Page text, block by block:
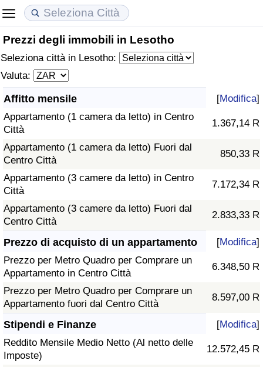
Prezzi degli immobili in Lesotho
Seleziona città in Lesotho:
Valuta:
Affitto mensile [Modifica]
Appartamento (1 camera da letto) in Centro
Città
1.367,14 R
Appartamento (1 camera da letto) Fuori dal
Centro Città
850,33 R
Appartamento (3 camere da letto) in Centro
Città
7.172,34 R
Appartamento (3 camere da letto) Fuori dal
Centro Città
2.833,33 R
Prezzo di acquisto di un appartamento [Modifica]
Prezzo per Metro Quadro per Comprare un
Appartamento in Centro Città
6.348,50 R
Prezzo per Metro Quadro per Comprare un
Appartamento fuori dal Centro Città
8.597,00 R
Stipendi e Finanze [Modifica]
Reddito Mensile Medio Netto (Al netto delle
Imposte)
12.572,45 R
Costo della vita
Indice Del Costo Della Vita (corrente)
Indice Del Costo Della Vita
Indice del Costo della Vita per Nazione
ad Aqaba
Prezzi degli immobili
Indice del Prezzo delle Case (Corrente)
Indice del Prezzo delle Case
Indice del Prezzo delle Case per Nazione
Qualità della Vita
Indice della Qualità della Vita
Indice della Qualità della Vita (Corrente)
Indice della qualità della vita per Paese
Criminalità
Indice del Tasso di Criminalità (Corrente)
Indice della Criminalità
Indice di criminalità per paese
Assistenza Sanitaria
Indice dell’Assistenza Sanitaria